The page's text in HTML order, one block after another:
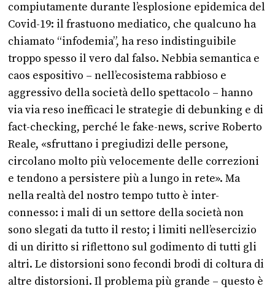
compiutamente durante l’esplosione epidemica del
Covid-19: il frastuono mediatico, che qualcuno ha
chiamato “infodemia”, ha reso indistinguibile
troppo spesso il vero dal falso. Nebbia semantica e
caos espositivo – nell’ecosistema rabbioso e
aggressivo della società dello spettacolo – hanno
via via reso inefficaci le strategie di debunking e di
fact-checking, perché le fake-news, scrive Roberto
Reale, «sfruttano i pregiudizi delle persone,
circolano molto più velocemente delle correzioni
e tendono a persistere più a lungo in rete». Ma
nella realtà del nostro tempo tutto è inter-
connesso: i mali di un settore della società non
sono slegati da tutto il resto; i limiti nell’esercizio
di un diritto si riflettono sul godimento di tutti gli
altri. Le distorsioni sono fecondi brodi di coltura di
altre distorsioni. Il problema più grande – questo è